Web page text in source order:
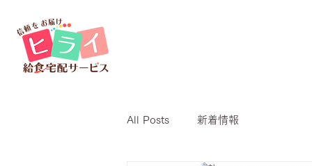
All Posts 新着情報